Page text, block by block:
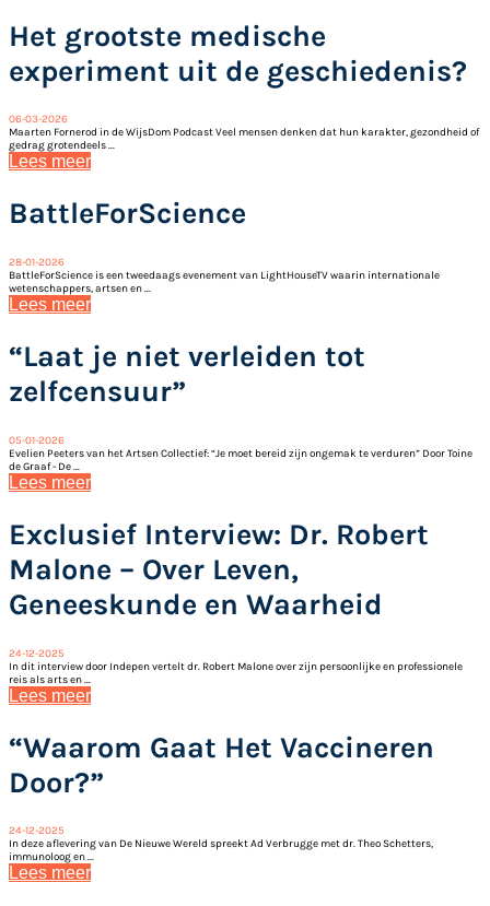
Het grootste medische
experiment uit de geschiedenis?
06-03-2026
Maarten Fornerod in de WijsDom Podcast Veel mensen denken dat hun karakter, gezondheid of
gedrag grotendeels ...
Lees meer
BattleForScience
28-01-2026
BattleForScience is een tweedaags evenement van LightHouseTV waarin internationale
wetenschappers, artsen en ...
Lees meer
“Laat je niet verleiden tot
zelfcensuur”
05-01-2026
Evelien Peeters van het Artsen Collectief: “Je moet bereid zijn ongemak te verduren” Door Toine
de Graaf - De ...
Lees meer
Exclusief Interview: Dr. Robert
Malone – Over Leven,
Geneeskunde en Waarheid
24-12-2025
In dit interview door Indepen vertelt dr. Robert Malone over zijn persoonlijke en professionele
reis als arts en ...
Lees meer
“Waarom Gaat Het Vaccineren
Door?”
24-12-2025
In deze aflevering van De Nieuwe Wereld spreekt Ad Verbrugge met dr. Theo Schetters,
immunoloog en ...
Lees meer